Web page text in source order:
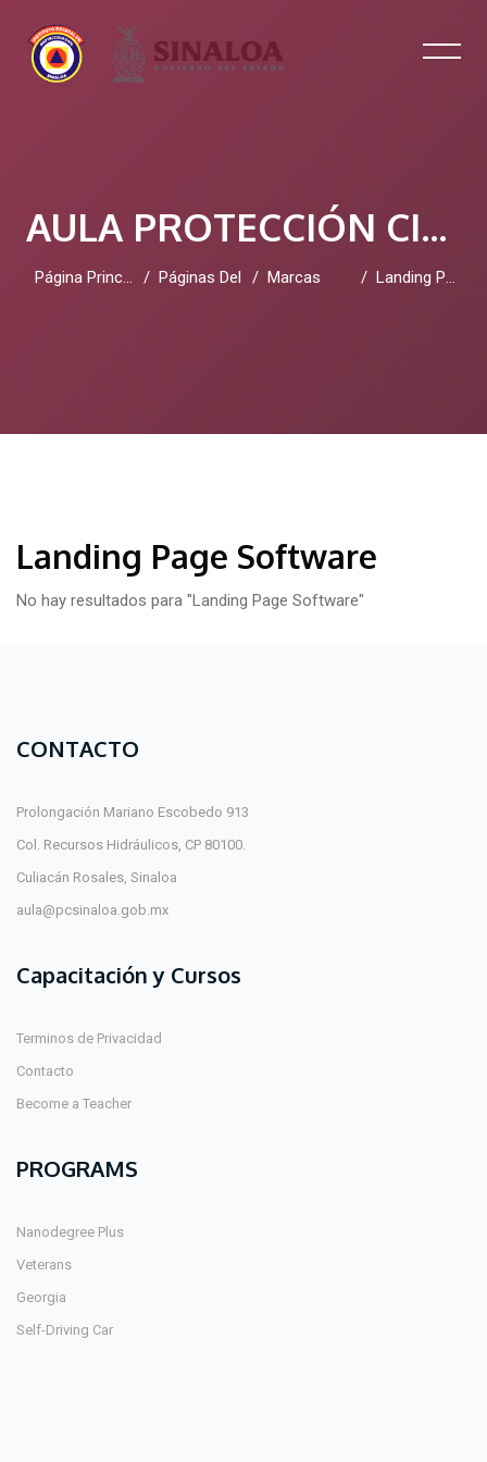
AULA PROTECCIÓN CIVIL SINALOA
Página Principal Páginas Del SitioMarcas Landing Page Software
Landing Page Software
No hay resultados para "Landing Page Software"
CONTACTO
Prolongación Mariano Escobedo 913
Col. Recursos Hidráulicos, CP 80100.
Culiacán Rosales, Sinaloa
aula@pcsinaloa.gob.mx
Capacitación y Cursos
Terminos de Privacidad
Contacto
Become a Teacher
PROGRAMS
Nanodegree Plus
Veterans
Georgia
Self-Driving Car